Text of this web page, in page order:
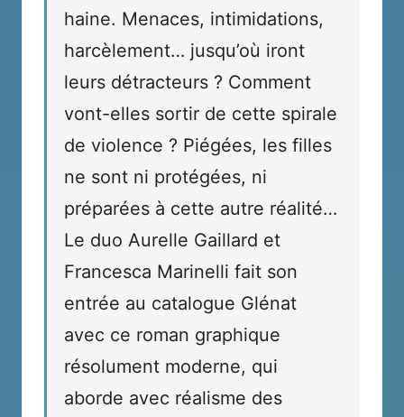
haine. Menaces, intimidations,
harcèlement… jusqu’où iront
leurs détracteurs ? Comment
vont-elles sortir de cette spirale
de violence ? Piégées, les filles
ne sont ni protégées, ni
préparées à cette autre réalité…
Le duo Aurelle Gaillard et
Francesca Marinelli fait son
entrée au catalogue Glénat
avec ce roman graphique
résolument moderne, qui
aborde avec réalisme des